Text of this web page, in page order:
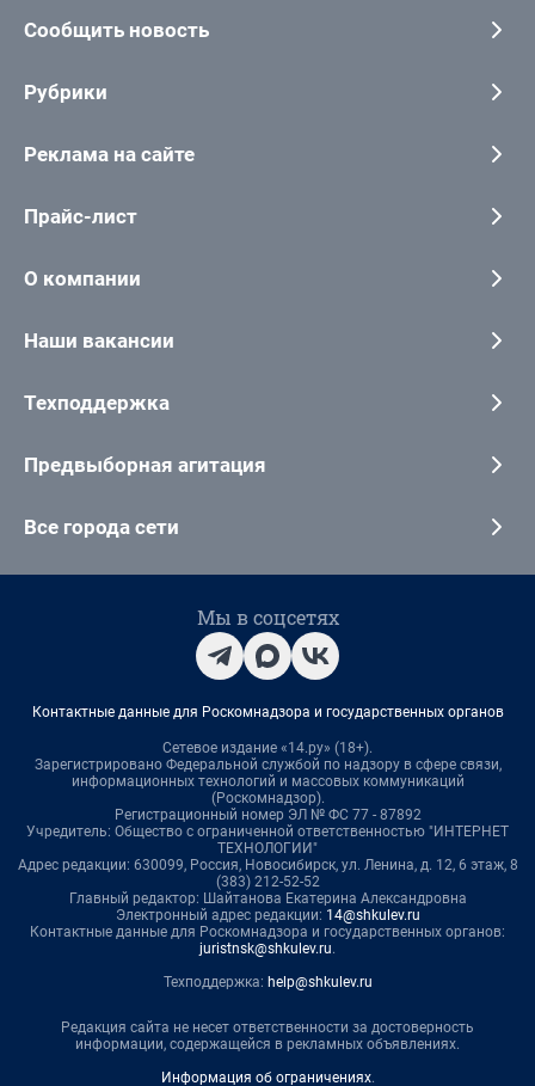
Сообщить новость
Рубрики
Реклама на сайте
Прайс-лист
О компании
Наши вакансии
Техподдержка
Предвыборная агитация
Все города сети
Мы в соцсетях
Контактные данные для Роскомнадзора и государственных органов
Сетевое издание «14.ру» (18+).
Зарегистрировано Федеральной службой по надзору в сфере связи,
информационных технологий и массовых коммуникаций
(Роскомнадзор).
Регистрационный номер ЭЛ № ФС 77 - 87892
Учредитель: Общество с ограниченной ответственностью "ИНТЕРНЕТ
ТЕХНОЛОГИИ"
Адрес редакции: 630099, Россия, Новосибирск, ул. Ленина, д. 12, 6 этаж, 8
(383) 212-52-52
Главный редактор: Шайтанова Екатерина Александровна
Электронный адрес редакции: 14@shkulev.ru
Контактные данные для Роскомнадзора и государственных органов:
juristnsk@shkulev.ru.
Техподдержка: help@shkulev.ru
Редакция сайта не несет ответственности за достоверность
информации, содержащейся в рекламных объявлениях.
Информация об ограничениях.